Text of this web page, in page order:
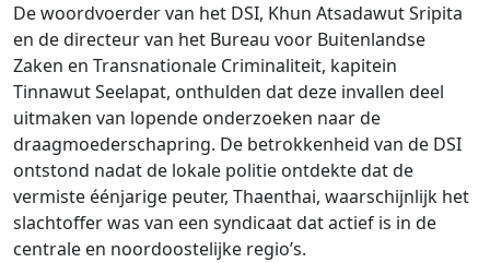
De woordvoerder van het DSI, Khun Atsadawut Sripita
en de directeur van het Bureau voor Buitenlandse
Zaken en Transnationale Criminaliteit, kapitein
Tinnawut Seelapat, onthulden dat deze invallen deel
uitmaken van lopende onderzoeken naar de
draagmoederschapring. De betrokkenheid van de DSI
ontstond nadat de lokale politie ontdekte dat de
vermiste éénjarige peuter, Thaenthai, waarschijnlijk het
slachtoffer was van een syndicaat dat actief is in de
centrale en noordoostelijke regio’s.